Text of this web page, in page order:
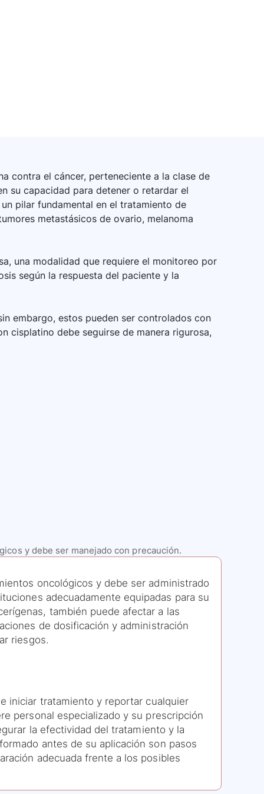
contra el cáncer, perteneciente a la clase de
su capacidad para detener o retardar el
pilar fundamental en el tratamiento de
metastásicos de ovario, melanoma
una modalidad que requiere el monitoreo por
según la respuesta del paciente y la
embargo, estos pueden ser controlados con
cisplatino debe seguirse de manera rigurosa,
y debe ser manejado con precaución.
oncológicos y debe ser administrado
adecuadamente equipadas para su
también puede afectar a las
de dosificación y administración
riesgos.
iniciar tratamiento y reportar cualquier
personal especializado y su prescripción
la efectividad del tratamiento y la
antes de su aplicación son pasos
adecuada frente a los posibles